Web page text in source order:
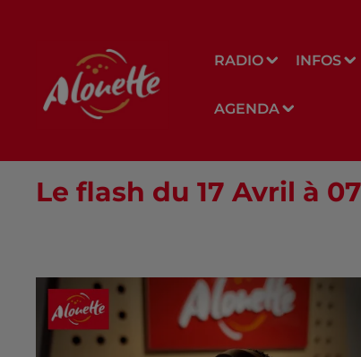
RADIO INFOS
AGENDA
Le flash du 17 Avril à